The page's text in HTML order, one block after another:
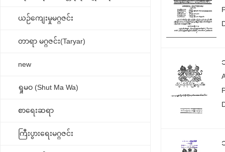
ယဉ်ကျေးမှုမဂ္ဂဇင်း
တာရာ မဂ္ဂဇင်း(Taryar)
new
ရှုမဝ (Shut Ma Wa)
စာရေးဆရာ
ကြီးပွားရေးမဂ္ဂဇင်း